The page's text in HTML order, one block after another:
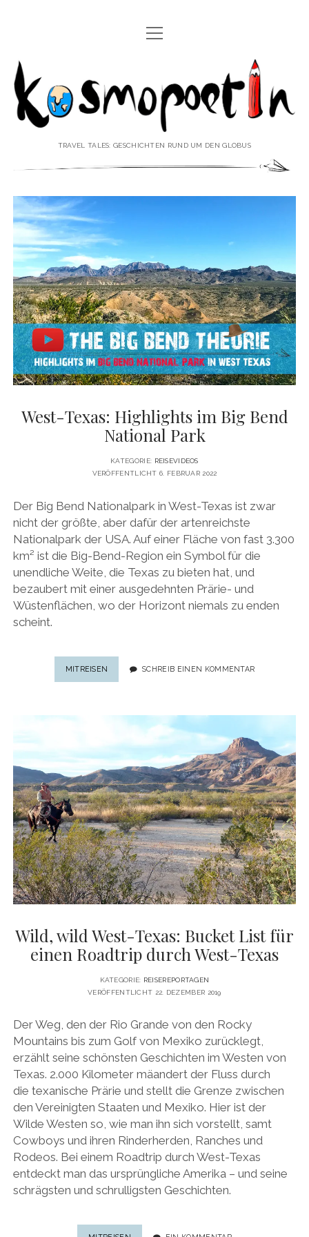
REISEREPORTAGEN
REISEPOESIE
REISEKOLUMNEN
♥ ÜBER DEN REISEBLOG Menü
öffnen
IMPRESSUM
DATENSCHUTZERKLÄRUNG
♥ ÜBER DIE AUTORIN Menü
öffnen
VITA
PRESSE & MEDIEN
MEDIADATEN
twitterfacebook
pinterestyoutubeinstagram
Menü
öffnen
Kosmopoetin
TRAVEL TALES: GESCHICHTEN RUND UM DEN GLOBUS
West-Texas: Highlights im Big Bend
National Park
KATEGORIE: REISEVIDEOS
VERÖFFENTLICHT 6. FEBRUAR 2022
Der Big Bend Nationalpark in West-Texas ist zwar
nicht der größte, aber dafür der artenreichste
Nationalpark der USA. Auf einer Fläche von fast 3.300
km² ist die Big-Bend-Region ein Symbol für die
unendliche Weite, die Texas zu bieten hat, und
bezaubert mit einer ausgedehnten Prärie- und
Wüstenflächen, wo der Horizont niemals zu enden
scheint.
MITREISEN WEST-
TEXAS:
NATIONAL
PARK
SCHREIB EINEN KOMMENTAR
Wild, wild West-Texas: Bucket List für
einen Roadtrip durch West-Texas
KATEGORIE: REISEREPORTAGEN
VERÖFFENTLICHT 22. DEZEMBER 2019
Der Weg, den der Rio Grande von den Rocky
Mountains bis zum Golf von Mexiko zurücklegt,
erzählt seine schönsten Geschichten im Westen von
Texas. 2.000 Kilometer mäandert der Fluss durch
die texanische Prärie und stellt die Grenze zwischen
den Vereinigten Staaten und Mexiko. Hier ist der
Wilde Westen so, wie man ihn sich vorstellt, samt
Cowboys und ihren Rinderherden, Ranches und
Rodeos. Bei einem Roadtrip durch West-Texas
entdeckt man das ursprüngliche Amerika – und seine
schrägsten und schrulligsten Geschichten.